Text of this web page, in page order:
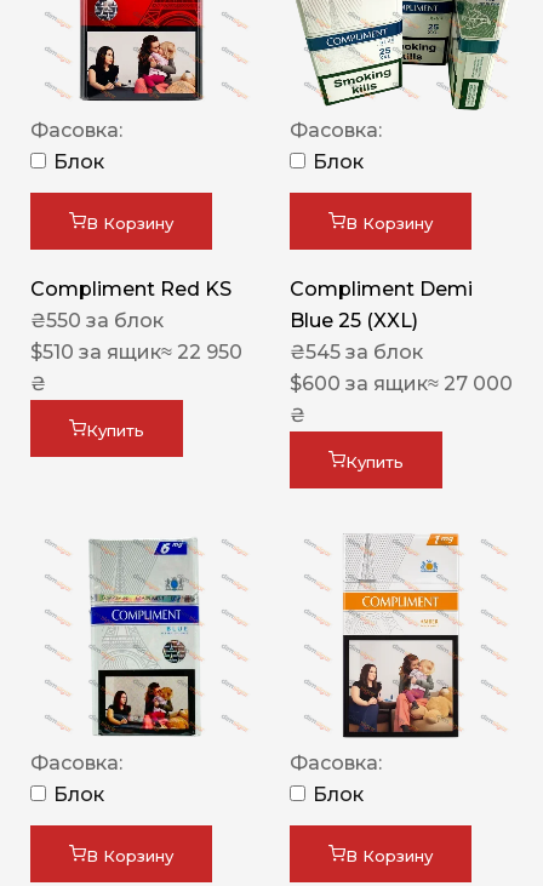
Фасовка:
Блок
В Корзину
Compliment Red KS
₴550 за блок
$510 за ящик≈ 22 950
₴
Купить
Фасовка:
Блок
В Корзину
Compliment Demi
Blue 25 (XXL)
₴545 за блок
$600 за ящик≈ 27 000
₴
Купить
Фасовка:
Блок
В Корзину
Фасовка:
Блок
В Корзину